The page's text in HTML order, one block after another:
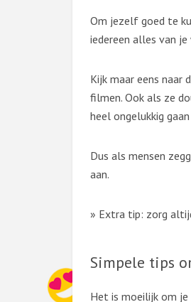
Om jezelf goed te
iedereen alles van je
Kijk maar eens naar
filmen. Ook als ze
heel ongelukkig
Dus als mensen
aan.
» Extra tip: zorg
Simpele tips
Het is moeilijk om je